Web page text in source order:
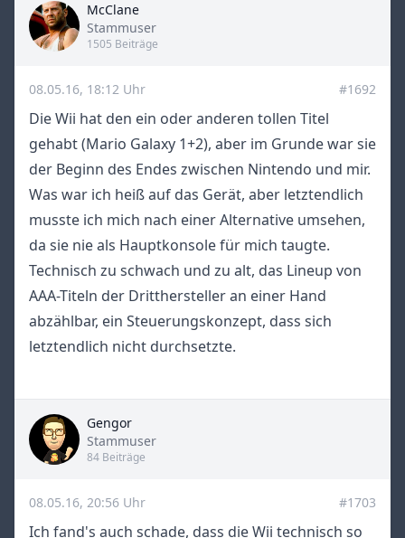
McClane
Title
Stammuser
1505 Beiträge
08.05.16, 18:12 Uhr #1692
Die Wii hat den ein oder anderen tollen Titel
gehabt (Mario Galaxy 1+2), aber im Grunde war sie
der Beginn des Endes zwischen Nintendo und mir.
Was war ich heiß auf das Gerät, aber letztendlich
musste ich mich nach einer Alternative umsehen,
da sie nie als Hauptkonsole für mich taugte.
Technisch zu schwach und zu alt, das Lineup von
AAA-Titeln der Dritthersteller an einer Hand
abzählbar, ein Steuerungskonzept, dass sich
letztendlich nicht durchsetzte.
Gengor
Title
Stammuser
84 Beiträge
08.05.16, 20:56 Uhr #1703
Ich fand's auch schade, dass die Wii technisch so